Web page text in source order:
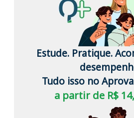
Estude. Pratique.
Tudo isso no
a partir de R$